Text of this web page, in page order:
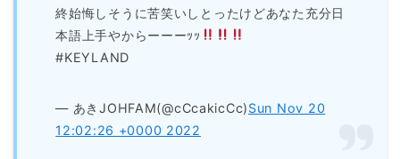
終始悔しそうに苦笑いしとったけどあなた充分日
本語上手やからーーーｯｯ
#KEYLAND
— あきJOHFAM(@cCcakicCc)Sun Nov 20
12:02:26 +0000 2022